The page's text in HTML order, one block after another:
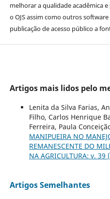
melhorar a qualidade acadêmica
o OJS assim como outros
publicação de acesso público a
Artigos mais lidos pelo
Lenita da Silva Farias,
Filho, Carlos Henrique
Ferreira, Paula
MANIPUEIRA NO
REMANESCENTE DO
NA AGRICULTURA: v.
Artigos Semelhantes